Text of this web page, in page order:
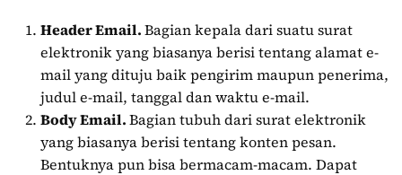
Header Email.Bagian kepala dari suatu surat
elektronik yang biasanya berisi tentang alamat e-
mail yang dituju baik pengirim maupun penerima,
judul e-mail, tanggal dan waktu e-mail.
Body Email.Bagian tubuh dari surat elektronik
yang biasanya berisi tentang konten pesan.
Bentuknya pun bisa bermacam-macam. Dapat